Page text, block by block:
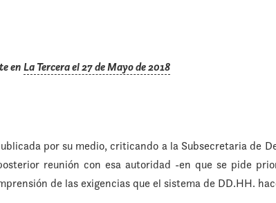
enLa Tercera el 27 de Mayo de 2018
por su medio, criticando a la Subsecretaria de
reunión con esa autoridad -en que se pide
de las exigencias que el sistema de DD.HH.